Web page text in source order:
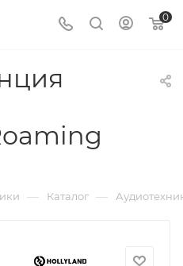
0
— Каталог —